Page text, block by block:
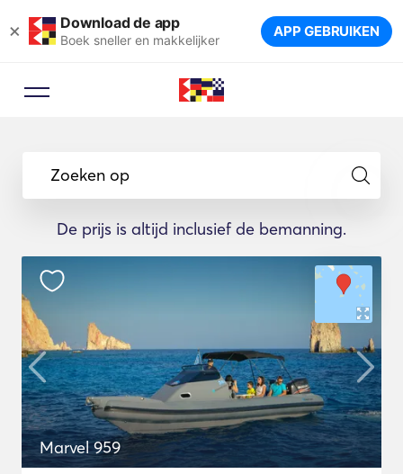
× Download de app
Boek sneller en makkelijker APP GEBRUIKEN
Zoeken op
De prijs is altijd inclusief de bemanning.
Marvel 959